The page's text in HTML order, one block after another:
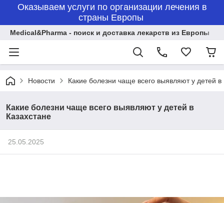
Оказываем услуги по организации лечения в
страны Европы
Medical&Pharma - поиск и доставка лекарств из Европы
Новости Какие болезни чаще всего выявляют у детей в
Какие болезни чаще всего выявляют у детей в
Казахстане
25.05.2025